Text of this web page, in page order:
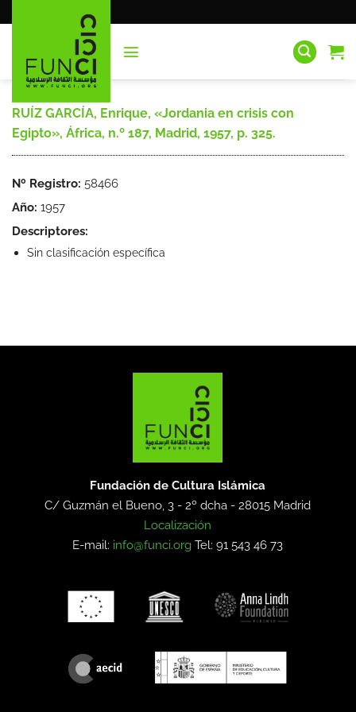
al
RUÍZ GARCÍA, Enrique, «Jordania en crisis con
Egipto», África, n.º 187, Madrid, 1957, p. 325.
Nº Registro: 58466
Año: 1957
Descriptores:
Sin clasificación específica
Fundación de Cultura Islámica
C/ Guzmán el Bueno, 3 - 2º dcha -28015 Madrid
Localización
E-mail: info@funci.org Tel: 91 543 46 73